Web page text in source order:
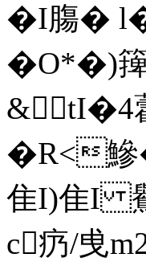
�I膓�
�O*�)篺
&tI�4
�R<
隹I)隹I
c疓/曵